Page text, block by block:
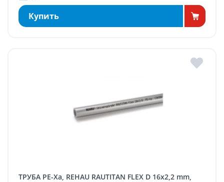
Купить
ТРУБА PE-Xa, REHAU RAUTITAN FLEX D 16x2,2 mm,